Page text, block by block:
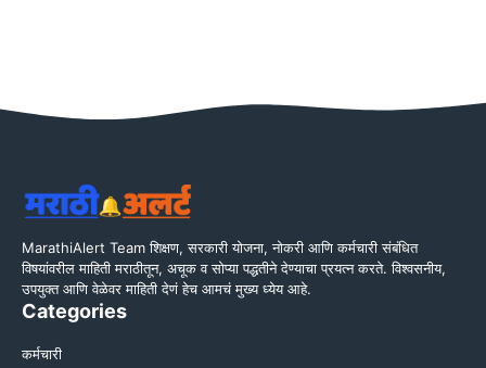
MarathiAlert Team शिक्षण, सरकारी योजना, नोकरी आणि कर्मचारी संबंधित
विषयांवरील माहिती मराठीतून, अचूक व सोप्या पद्धतीने देण्याचा प्रयत्न करते. विश्वसनीय,
उपयुक्त आणि वेळेवर माहिती देणं हेच आमचं मुख्य ध्येय आहे.
Categories
कर्मचारी